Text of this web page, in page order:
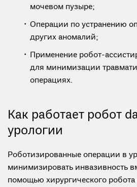
мочевом пузыре;
Операции по устранению
других аномалий;
Применение робот-
для минимизации
операциях.
Как работает робот
урологии
Роботизированные операции в
минимизировать инвазивность
помощью хирургического